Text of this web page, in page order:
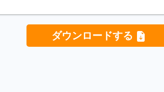
ダウンロードする